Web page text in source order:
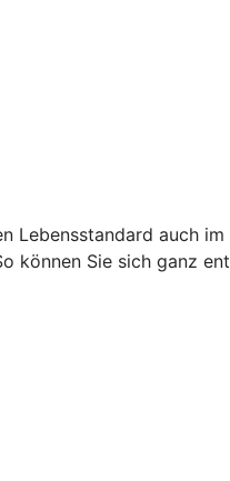
Lebensstandard auch
Sie sich ganz